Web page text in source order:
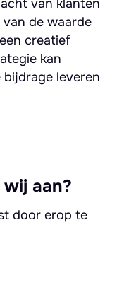
van klanten
de waarde
creatief
kan
leveren
aan?
door erop te